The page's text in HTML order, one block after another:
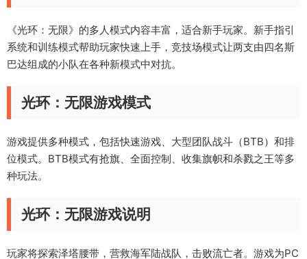
《光环：无限》的多人模式内容丰富，适合新手玩家。新手指引
系统和训练模式帮助玩家快速上手，竞技场模式让两支由四名斯
巴达组成的小队在各种新模式中对抗。
光环：无限游戏模式
游戏提供多种模式，包括快速游戏、大型团队战斗（BTB）和排
位模式。BTB模式有抢旗、全面控制、收集旗帜和杀戮之王等多
种玩法。
光环：无限游戏说明
玩家将探索泽塔腰带，营救海军陆战队，击败流亡者。游戏为PC